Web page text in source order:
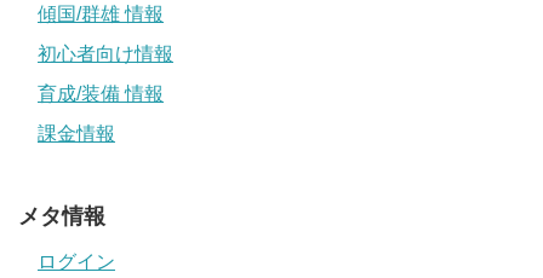
傾国/群雄 情報
初心者向け情報
育成/装備 情報
課金情報
メタ情報
ログイン